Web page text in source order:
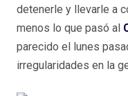
detenerle y llevarle a
menos lo que pasó al
parecido el lunes
irregularidades en la